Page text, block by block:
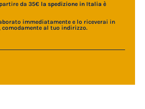
da 35€ la spedizione in Italia è
immediatamente e lo riceverai in
al tuo indirizzo.